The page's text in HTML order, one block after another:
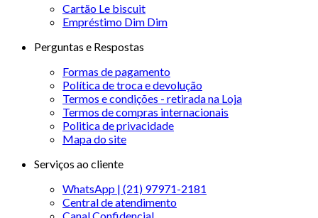
Cartão Le biscuit
Empréstimo Dim Dim
Perguntas e Respostas
Formas de pagamento
Política de troca e devolução
Termos e condições - retirada na Loja
Termos de compras internacionais
Politica de privacidade
Mapa do site
Serviços ao cliente
WhatsApp | (21) 97971-2181
Central de atendimento